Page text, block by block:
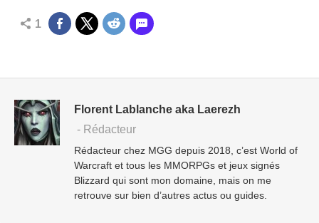
1
Florent Lablanche aka Laerezh
- Rédacteur
Rédacteur chez MGG depuis 2018, c’est World of
Warcraft et tous les MMORPGs et jeux signés
Blizzard qui sont mon domaine, mais on me
retrouve sur bien d’autres actus ou guides.